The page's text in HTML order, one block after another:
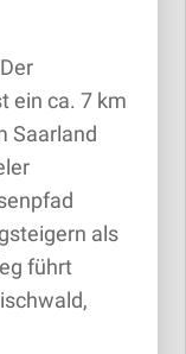
ein ca. 7 km
Saarland
als
führt